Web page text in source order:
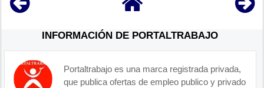
INFORMACIÓN DE PORTALTRABAJO
Portaltrabajo es una marca registrada privada,
que publica ofertas de empleo publico y privado